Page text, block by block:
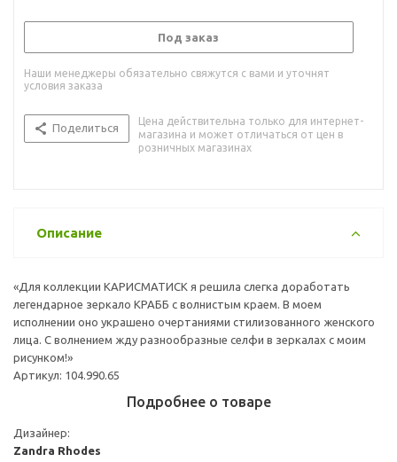
Под заказ
Наши менеджеры обязательно свяжутся с вами и уточнят
условия заказа
Поделиться
Цена действительна только для интернет-
магазина и может отличаться от цен в
розничных магазинах
Описание
«Для коллекции КАРИСМАТИСК я решила слегка доработать
легендарное зеркало КРАББ с волнистым краем. В моем
исполнении оно украшено очертаниями стилизованного женского
лица. С волнением жду разнообразные селфи в зеркалах с моим
рисунком!»
Артикул: 104.990.65
Подробнее о товаре
Дизайнер:
Zandra Rhodes